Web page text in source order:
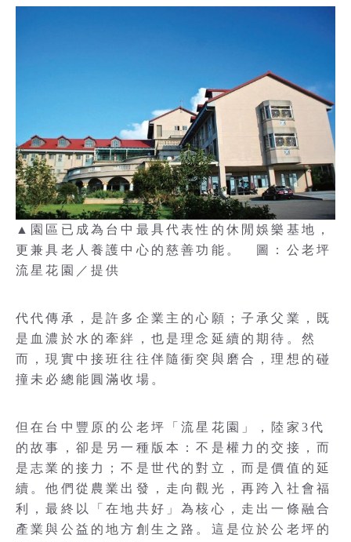
▲園區已成為台中最具代表性的休閒娛樂基地，
更兼具老人養護中心的慈善功能。 圖：公老坪
流星花園／提供
代代傳承，是許多企業主的心願；子承父業，既
是血濃於水的牽絆，也是理念延續的期待。然
而，現實中接班往往伴隨衝突與磨合，理想的碰
撞未必總能圓滿收場。
但在台中豐原的公老坪「流星花園」，陸家3代
的故事，卻是另一種版本：不是權力的交接，而
是志業的接力；不是世代的對立，而是價值的延
續。他們從農業出發，走向觀光，再跨入社會福
利，最終以「在地共好」為核心，走出一條融合
產業與公益的地方創生之路。這是位於公老坪的